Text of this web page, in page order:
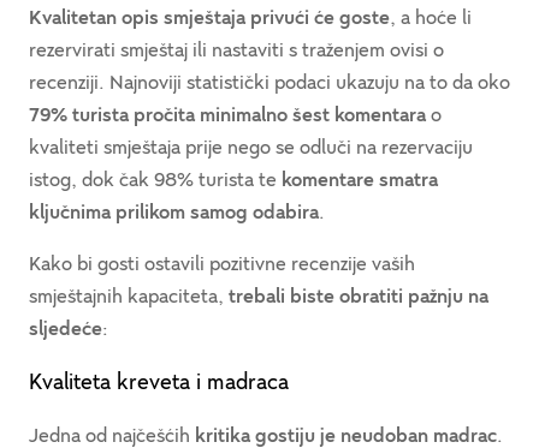
Kvalitetan opis smještaja privući će goste, a hoće li
rezervirati smještaj ili nastaviti s traženjem ovisi o
recenziji. Najnoviji statistički podaci ukazuju na to da oko
79% turista pročita minimalno šest komentara o
kvaliteti smještaja prije nego se odluči na rezervaciju
istog, dok čak 98% turista te komentare smatra
ključnima prilikom samog odabira.
Kako bi gosti ostavili pozitivne recenzije vaših
smještajnih kapaciteta, trebali biste obratiti pažnju na
sljedeće:
Kvaliteta kreveta i madraca
Jedna od najčešćih kritika gostiju je neudoban madrac.